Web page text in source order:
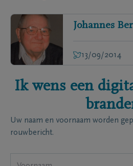
Johannes
13/09/2014
Ik wens een
Uw naam en voornaam worden
rouwbericht.